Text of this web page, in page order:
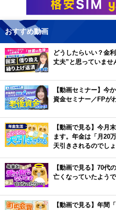
おすすめ動画
どうしたらいい？金
丈夫”と思っていませ
【動画セミナー】今
資金セミナー／FPが
【動画で見る】今月
ます。年金は「月20
天引きされるのでしょ
【動画で見る】70代
亡くなっていたよう
【動画で見る】年間